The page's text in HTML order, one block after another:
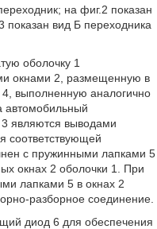
на фиг.2 показан
показан вид Б переходника
оболочку 1
окнами 2, размещенную в
выполненную аналогично
автомобильный
3 являются выводами
соответствующей
с пружинными лапками 5
окнах 2 оболочки 1. При
лапками 5 в окнах 2
разборное соединение.
диод 6 для обеспечения